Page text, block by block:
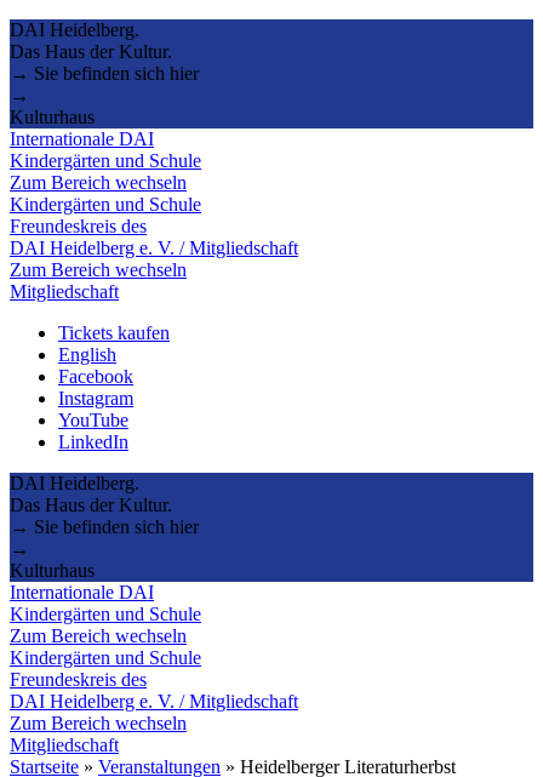
DAI Heidelberg.
Das Haus der Kultur.
→ Sie befinden sich hier
→
Kulturhaus
Internationale DAI
Kindergärten und Schule
Zum Bereich wechseln
Kindergärten und Schule
Freundeskreis des
DAI Heidelberg e. V. / Mitgliedschaft
Zum Bereich wechseln
Mitgliedschaft
Tickets kaufen
English
Facebook
Instagram
YouTube
LinkedIn
DAI Heidelberg.
Das Haus der Kultur.
→ Sie befinden sich hier
→
Kulturhaus
Internationale DAI
Kindergärten und Schule
Zum Bereich wechseln
Kindergärten und Schule
Freundeskreis des
DAI Heidelberg e. V. / Mitgliedschaft
Zum Bereich wechseln
Mitgliedschaft
Startseite » Veranstaltungen » Heidelberger Literaturherbst